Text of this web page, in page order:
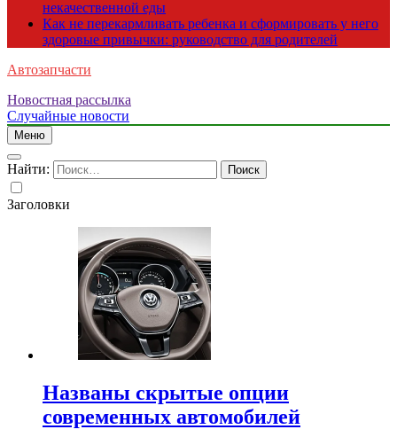
некачественной еды
Как не перекармливать ребенка и сформировать у него
здоровые привычки: руководство для родителей
Автозапчасти
Новостная рассылка
Случайные новости
Меню
Найти:
Заголовки
Названы скрытые опции
современных автомобилей